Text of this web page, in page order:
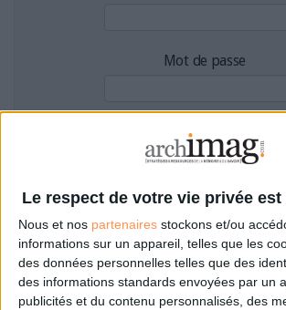
Le respect de votre vie privée
Nous et nos partenaires stockons et/ou
informations sur un appareil, telles que les
des données personnelles telles que des
des informations standards envoyées par un
publicités et du contenu personnalisés, des
LES LIVRES BLANCS
LES SUPPLÉMENTS
NOS OFFRES D'ABONNEMENTS
Mot de passe
Filtre anti-spam
Mot de passe oublié ?